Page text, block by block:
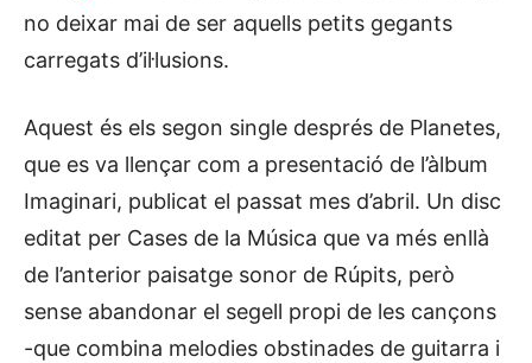
no deixar mai de ser aquells petits gegants
carregats d’il·lusions.
Aquest és els segon single després de Planetes,
que es va llençar com a presentació de l’àlbum
Imaginari, publicat el passat mes d’abril. Un disc
editat per Cases de la Música que va més enllà
de l’anterior paisatge sonor de Rúpits, però
sense abandonar el segell propi de les cançons
-que combina melodies obstinades de guitarra i